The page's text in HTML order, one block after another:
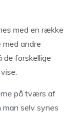
med en række
andre
de forskellige
på tværs af
selv synes